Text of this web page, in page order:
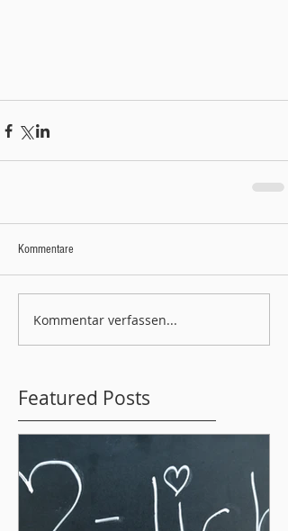
Kommentare
Kommentar verfassen...
Featured Posts